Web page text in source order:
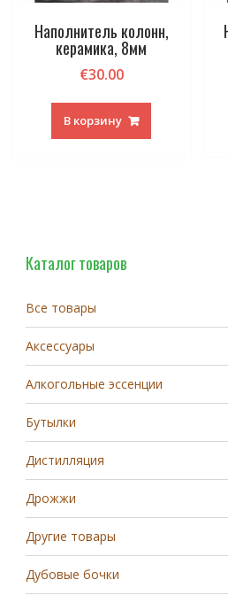
Наполнитель колонн,
керамика, 8мм
€30.00
В корзину
Каталог товаров
Все товары
Аксессуары
Алкогольные эссенции
Бутылки
Дистилляция
Дрожжи
Другие товары
Дубовые бочки